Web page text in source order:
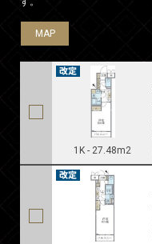
MAP
1K - 27.48m2
MAP
MAP
MAP
MAP
MAP
MAP
MAP
MAP
MAP
MAP
MAP
MAP
MAP